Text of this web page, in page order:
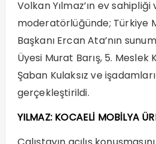
Volkan Yılmaz’ın ev sahipliği
moderatörlüğünde; Türkiye
Başkanı Ercan Ata’nın
Üyesi Murat Barış, 5. Meslek
Şaban Kulaksız ve
gerçekleştirildi.
YILMAZ: KOCAELİ MOBİLYA